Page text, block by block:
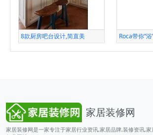
8款厨房吧台设计,简直美 Roca带你“
家居装修网
家居装修网是一家专注于家居行业资讯,家居品牌,装修资讯,